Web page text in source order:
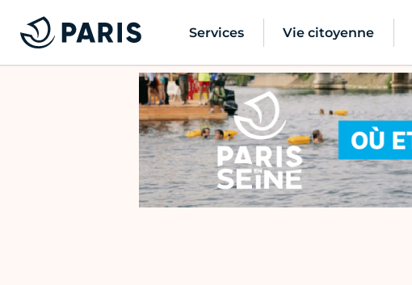
Services Vie citoyenne